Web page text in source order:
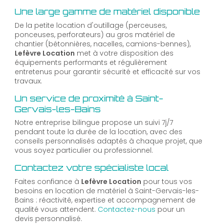
Une large gamme de matériel disponible
De la petite location d'outillage (perceuses,
ponceuses, perforateurs) au gros matériel de
chantier (bétonnières, nacelles, camions-bennes),
Lefèvre Location met à votre disposition des
équipements performants et régulièrement
entretenus pour garantir sécurité et efficacité sur vos
travaux.
Un service de proximité à Saint-
Gervais-les-Bains
Notre entreprise bilingue propose un suivi 7j/7
pendant toute la durée de la location, avec des
conseils personnalisés adaptés à chaque projet, que
vous soyez particulier ou professionnel.
Contactez votre spécialiste local
Faites confiance à Lefèvre Location pour tous vos
besoins en location de matériel à Saint-Gervais-les-
Bains : réactivité, expertise et accompagnement de
qualité vous attendent. Contactez-nous pour un
devis personnalisé.